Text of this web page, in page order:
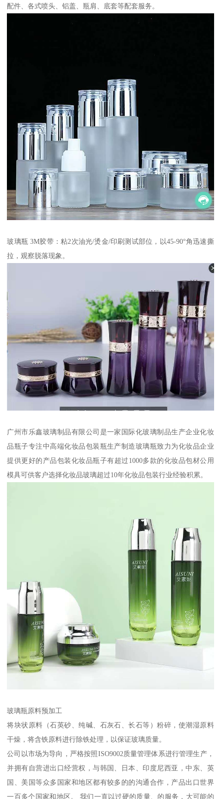
配件、各式喷头、铝盖、瓶肩、底套等配套服务。
玻璃瓶 3M胶带：粘2次油光/烫金/印刷测试部位，以45-90°角迅速撕
拉，观察脱落现象。
广州市乐鑫玻璃制品有限公司是一家国际化玻璃制品生产企业化妆
品瓶子专注中高端化妆品包装瓶生产制造玻璃瓶致力为化妆品企业
提供更好的产品包装化妆品瓶子有超过1000多款的化妆品包材公用
模具可供客户选择化妆品玻璃超过10年化妆品包装行业经验积累。
玻璃瓶原料预加工
将块状原料（石英砂、纯碱、石灰石、长石等）粉碎，使潮湿原料
干燥，将含铁原料进行除铁处理，以保证玻璃质量。
公司以市场为导向，严格按照ISO9002质量管理体系进行管理生产，
并拥有自营进出口经营权，与韩国、日本、印度尼西亚，中东、英
国、美国等众多国家和地区都有较多的的沟通合作，产品出口世界
一百多个国家和地区。 我们一直以过硬的质量、的服务，大可能的